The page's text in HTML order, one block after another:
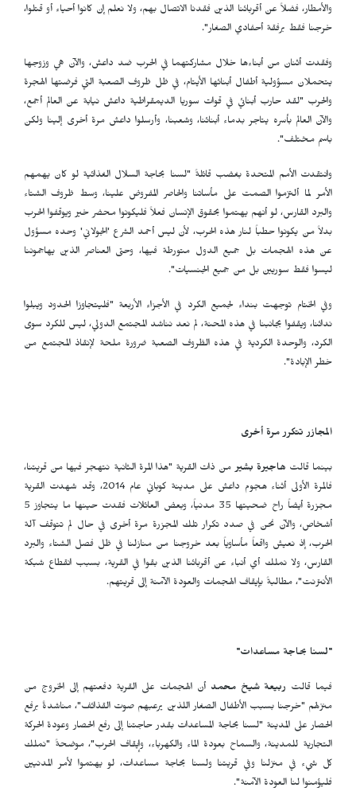
والأمطار، فضلاً عن أقربائنا الذين فقدنا الاتصال بهم، ولا نعلم إن كانوا أحياء أو قتلوا،
خرجنا فقط برفقة أحفادي الصغار".
وفقدت أثنان من أبناءها خلال مشاركتهما في الحرب ضد داعش، والآن هي وزوجها
يتحملان مسؤولية أطفال أبنائها الأيتام، في ظل ظروف الصعبة التي فرضتها الهجرة
والحرب "لقد حارب أبنائي في قوات سوريا الديمقراطية داعش نيابة عن العالم أجمع،
والآن العالم بأسره يتاجر بدماء أبنائنا، وشعبنا، وأرسلوا داعش مرة أخرى إلينا ولكن
باسم مختلف".
وانتقدت الأمم المتحدة بغضب قائلةً "لسنا بحاجة السلال الغذائية لو كان يهمهم
الأمر لما ألتزموا الصمت على مأساتنا والحاصر المفروض علينا، وسط ظروف الشتاء
والبرد القارس، لو أنهم يهتموا بحقوق الإنسان فعلاً فليكونوا محضر خير ويوقفوا الحرب
بدلاً من يكونوا حطباً لنار هذه الحرب، لأن ليس أحمد الشرع 'الجولاني' وحده مسؤول
عن هذه الهجمات بل جميع الدول متورطة فيها، وحتى العناصر الذين يهاجموننا
ليسوا فقط سوريين بل من جميع الجنسيات".
وفي الختام توجهت بنداء لجميع الكرد في الأجزاء الأربعة "فليتجاوزا الحدود ويبلوا
ندائنا، ويقفوا بجانبنا في هذه المحنة، لم نعد نناشد المجتمع الدولي، ليس للكرد سوى
الكرد، والوحدة الكردية في هذه الظروف الصعبة ضرورة ملحة لإنقاذ المجتمع من
خطر الإبادة".
المجازر تتكرر مرة أخرى
بينما قالت هاجيرة بشيرمن ذات القرية "هذا المرة الثانية نتهجر فيها من قريتنا،
فالمرة الأولى أثناء هجوم داعش على مدينة كوباني عام 2014، وقد شهدت القرية
مجزرة أيضاً راح ضحيتها 35 مدنياً، وبعض العائلات فقدت حينها ما يتجاوز 5
أشخاص، والآن نحن في صدد تكرار تلك المجزرة مرة أخرى في حال لم تتوقف آلة
الحرب، إذ نعيش واقعاً مأساوياً بعد خروجنا من منازلنا في ظل فصل الشتاء والبرد
القارس، ولا نملك أي أنباء عن أقربائنا الذين بقوا في القرية، بسبب انقطاع شبكة
الأنترنت"، مطالبةً بإيقاف الهجمات والعودة الآمنة إلى قريتهم.
"لسنا بحاجة مساعدات"
فيما قالت ربيعة شيخ محمد أن الهجمات على القرية دفعتهم إلى الخروج من
منزلهم "خرجنا بسبب الأطفال الصغار اللذين يرعبهم صوت القذائف"، مناشدةً برفع
الحصار على المدينة "لسنا بحاجة المساعدات بقدر حاجتنا إلى رفع الحصار وعودة الحركة
التجارية للمدينة، والسماح بعودة الماء والكهرباء، وإيقاف الحرب"، موضحةً "نملك
كل شيء في منزلنا وفي قريتنا ولسنا بحاجة مساعدات، لو يهتموا لأمر المدنيين
فليؤمنوا لنا العودة الآمنة".